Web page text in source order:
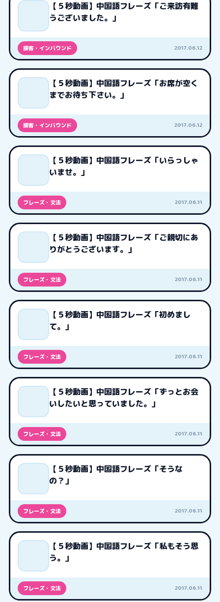
【５秒動画】中国語フレーズ「ご来訪有難
うございました。」
接客・インバウンド 2017.06.12
【５秒動画】中国語フレーズ「お席が空く
までお待ち下さい。」
接客・インバウンド 2017.06.12
【５秒動画】中国語フレーズ「いらっしゃ
いませ。」
フレーズ・文法 2017.06.11
【５秒動画】中国語フレーズ「ご親切にあ
りがとうございます。」
フレーズ・文法 2017.06.11
【５秒動画】中国語フレーズ「初めまし
て。」
フレーズ・文法 2017.06.11
【５秒動画】中国語フレーズ「ずっとお会
いしたいと思っていました。」
フレーズ・文法 2017.06.11
【５秒動画】中国語フレーズ「そうな
の？」
フレーズ・文法 2017.06.11
【５秒動画】中国語フレーズ「私もそう思
う。」
フレーズ・文法 2017.06.11